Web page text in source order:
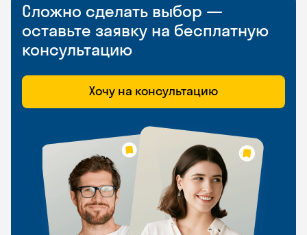
Сложно сделать выбор —
оставьте заявку на бесплатную
консультацию
Хочу на консультацию